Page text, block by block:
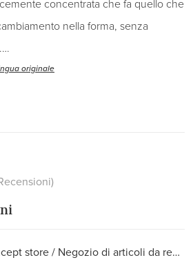
concentrata che fa quello che
nella forma, senza
originale
(Concept store / Negozio di articoli da regalo)